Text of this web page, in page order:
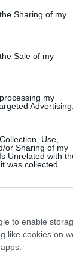
usage behaviour.
and its
purposes
Sharing of my
Sale of my
my
Advertising.
Use,
or Sharing of my
Unrelated with
was collected.
to enable
like cookies on
jelezte,